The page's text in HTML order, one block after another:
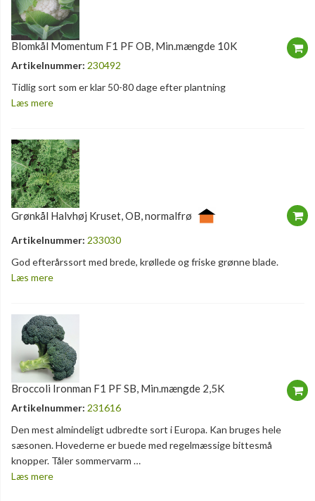
Blomkål Momentum F1 PF OB, Min.mængde 10K
Artikelnummer: 230492
Tidlig sort som er klar 50-80 dage efter plantning
Læs mere
Grønkål Halvhøj Kruset, OB, normalfrø
Artikelnummer: 233030
God efterårssort med brede, krøllede og friske grønne blade.
Læs mere
Broccoli Ironman F1 PF SB, Min.mængde 2,5K
Artikelnummer: 231616
Den mest almindeligt udbredte sort i Europa. Kan bruges hele
sæsonen. Hovederne er buede med regelmæssige bittesmå
knopper. Tåler sommervarm …
Læs mere